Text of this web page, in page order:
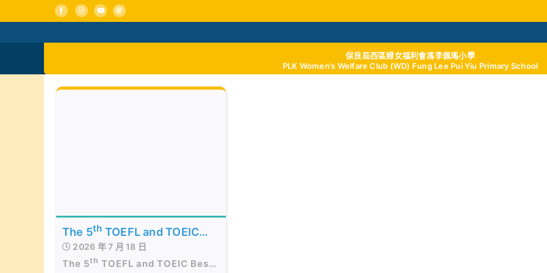
to
content
校風及學生支援 我們的成就
保良局西區婦女福利會馮李佩瑤小學
PLK Women’s Welfare Club (WD) Fung Lee Pui Yiu Primary School
The 5th TOEFL and TOEIC
Best of the Best Awards
Presentation Ceremony in
2026 年 7 月 18 日
The 5th TOEFL and TOEIC Best